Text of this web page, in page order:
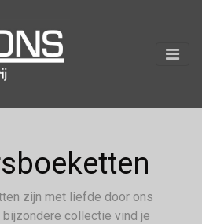
zijn met liefde door ons
collectie vind je